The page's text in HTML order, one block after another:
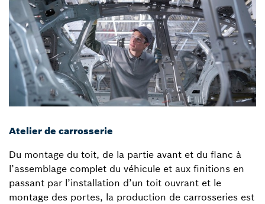
Atelier de carrosserie
Du montage du toit, de la partie avant et du flanc à
l’assemblage complet du véhicule et aux finitions en
passant par l’installation d’un toit ouvrant et le
montage des portes, la production de carrosseries est